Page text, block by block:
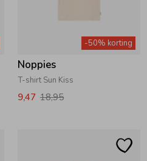
-50% korting
Noppies
T-shirt Sun Kiss
9,47 18,95